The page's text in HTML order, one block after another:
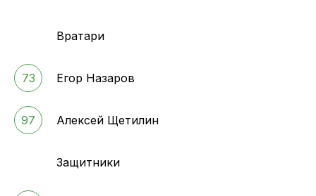
Вратари
73 Егор Назаров
97 Алексей Щетилин
Защитники